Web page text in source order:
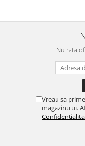
UTOK
Nu rata
Vreau sa
magazinului.